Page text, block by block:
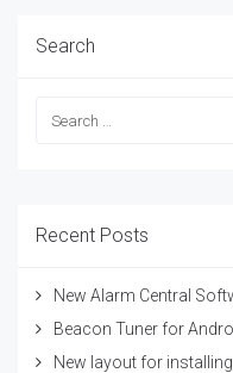
Search
Recent Posts
New Alarm Central
Beacon Tuner for
New layout for